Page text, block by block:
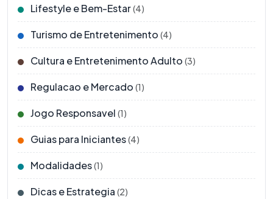
Lifestyle e Bem-Estar(4)
Turismo de Entretenimento (4)
Cultura e Entretenimento Adulto (3)
Regulacao e Mercado (1)
Jogo Responsavel (1)
Guias para Iniciantes(4)
Modalidades(1)
Dicas e Estrategia (2)